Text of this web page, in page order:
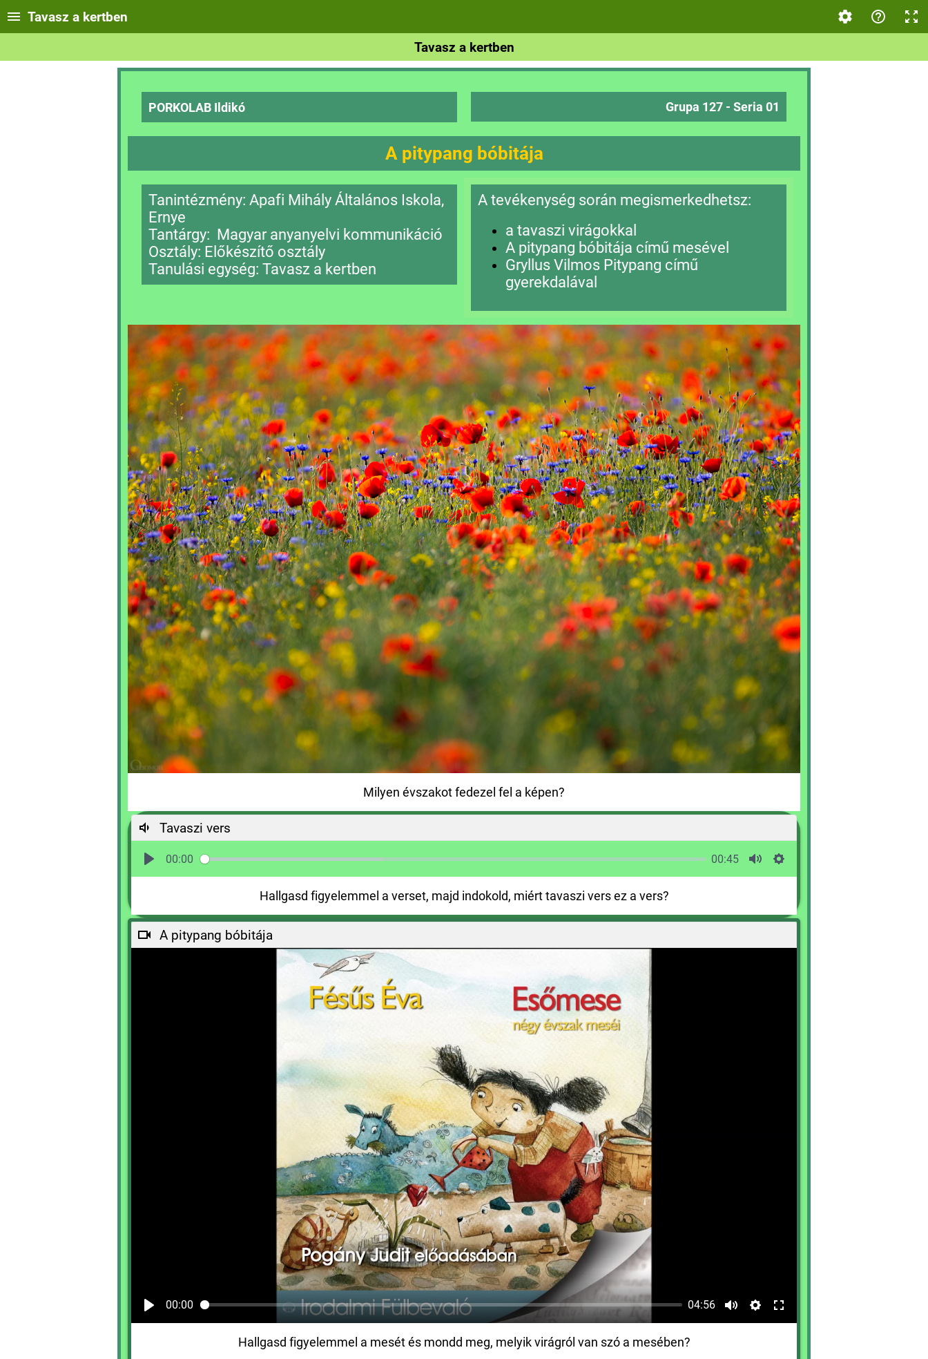
Tavasz a kertben
Tavasz a kertben
PORKOLAB Ildikó Grupa 127 - Seria 01
A pitypang bóbitája
Tanintézmény: Apafi Mihály Általános Iskola,
Ernye
Tantárgy: Magyar anyanyelvi kommunikáció
Osztály: Előkészítő osztály
Tanulási egység: Tavasz a kertben
A tevékenység során megismerkedhetsz:
a tavaszi virágokkal
A pitypang bóbitája című mesével
Gryllus Vilmos Pitypang című
gyerekdalával
Milyen évszakot fedezel fel a képen?
Tavaszi vers
00:00 00:45
Hallgasd figyelemmel a verset, majd indokold, miért tavaszi vers ez a vers?
A pitypang bóbitája
00:00 04:56
Hallgasd figyelemmel a mesét és mondd meg, melyik virágról van szó a mesében?